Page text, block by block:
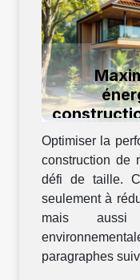
Optimiser la
construction de
défi de taille.
seulement à
mais aussi
paragraphes